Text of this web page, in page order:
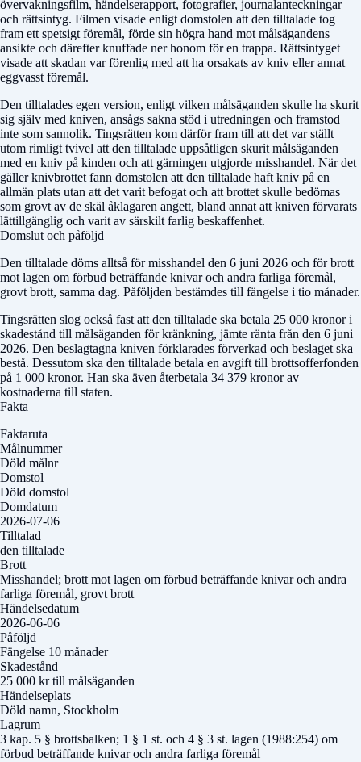
övervakningsfilm, händelserapport, fotografier, journalanteckningar
och rättsintyg. Filmen visade enligt domstolen att den tilltalade tog
fram ett spetsigt föremål, förde sin högra hand mot målsägandens
ansikte och därefter knuffade ner honom för en trappa. Rättsintyget
visade att skadan var förenlig med att ha orsakats av kniv eller annat
eggvasst föremål.
Den tilltalades egen version, enligt vilken målsäganden skulle ha skurit
sig själv med kniven, ansågs sakna stöd i utredningen och framstod
inte som sannolik. Tingsrätten kom därför fram till att det var ställt
utom rimligt tvivel att den tilltalade uppsåtligen skurit målsäganden
med en kniv på kinden och att gärningen utgjorde misshandel. När det
gäller knivbrottet fann domstolen att den tilltalade haft kniv på en
allmän plats utan att det varit befogat och att brottet skulle bedömas
som grovt av de skäl åklagaren angett, bland annat att kniven förvarats
lättillgänglig och varit av särskilt farlig beskaffenhet.
Domslut och påföljd
Den tilltalade döms alltså för misshandel den 6 juni 2026 och för brott
mot lagen om förbud beträffande knivar och andra farliga föremål,
grovt brott, samma dag. Påföljden bestämdes till fängelse i tio månader.
Tingsrätten slog också fast att den tilltalade ska betala 25 000 kronor i
skadestånd till målsäganden för kränkning, jämte ränta från den 6 juni
2026. Den beslagtagna kniven förklarades förverkad och beslaget ska
bestå. Dessutom ska den tilltalade betala en avgift till brottsofferfonden
på 1 000 kronor. Han ska även återbetala 34 379 kronor av
kostnaderna till staten.
Fakta
Faktaruta
Målnummer
Döld målnr
Domstol
Döld domstol
Domdatum
2026-07-06
Tilltalad
den tilltalade
Brott
Misshandel; brott mot lagen om förbud beträffande knivar och andra
farliga föremål, grovt brott
Händelsedatum
2026-06-06
Påföljd
Fängelse 10 månader
Skadestånd
25 000 kr till målsäganden
Händelseplats
Döld namn, Stockholm
Lagrum
3 kap. 5 § brottsbalken; 1 § 1 st. och 4 § 3 st. lagen (1988:254) om
förbud beträffande knivar och andra farliga föremål